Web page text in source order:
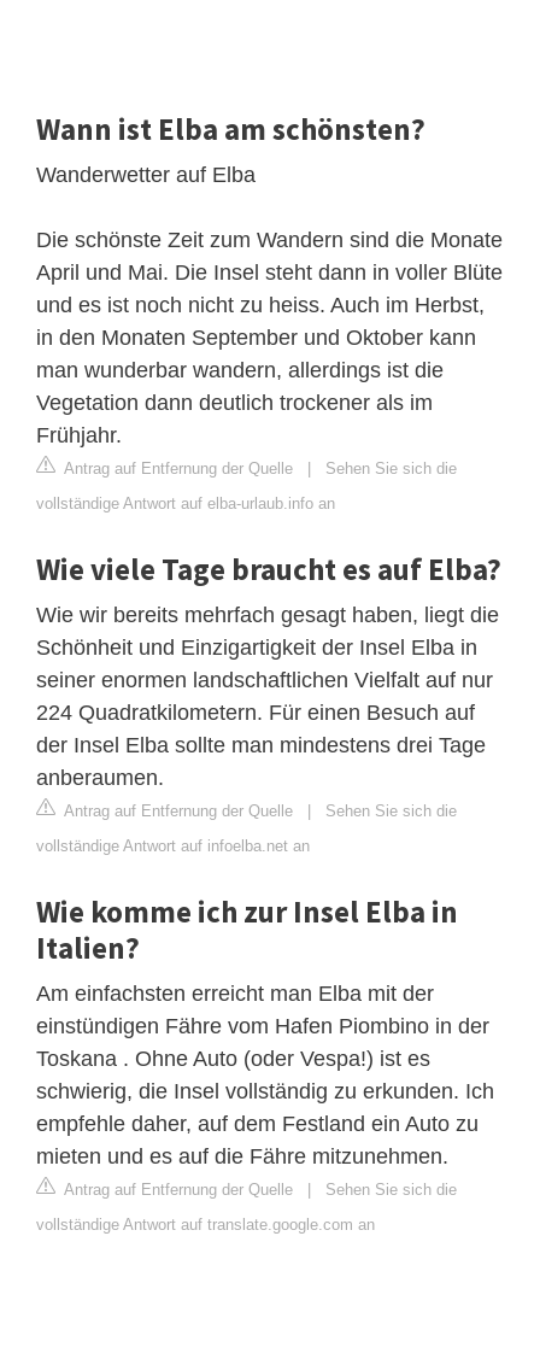
Wann ist Elba am schönsten?
Wanderwetter auf Elba
Die schönste Zeit zum Wandern sind die Monate
April und Mai. Die Insel steht dann in voller Blüte
und es ist noch nicht zu heiss. Auch im Herbst,
in den Monaten September und Oktober kann
man wunderbar wandern, allerdings ist die
Vegetation dann deutlich trockener als im
Frühjahr.
Antrag auf Entfernung der Quelle | Sehen Sie sich die
vollständige Antwort auf elba-urlaub.info an
Wie viele Tage braucht es auf Elba?
Wie wir bereits mehrfach gesagt haben, liegt die
Schönheit und Einzigartigkeit der Insel Elba in
seiner enormen landschaftlichen Vielfalt auf nur
224 Quadratkilometern. Für einen Besuch auf
der Insel Elba sollte man mindestens drei Tage
anberaumen.
Antrag auf Entfernung der Quelle | Sehen Sie sich die
vollständige Antwort auf infoelba.net an
Wie komme ich zur Insel Elba in
Italien?
Am einfachsten erreicht man Elba mit der
einstündigen Fähre vom Hafen Piombino in der
Toskana . Ohne Auto (oder Vespa!) ist es
schwierig, die Insel vollständig zu erkunden. Ich
empfehle daher, auf dem Festland ein Auto zu
mieten und es auf die Fähre mitzunehmen.
Antrag auf Entfernung der Quelle | Sehen Sie sich die
vollständige Antwort auf translate.google.com an